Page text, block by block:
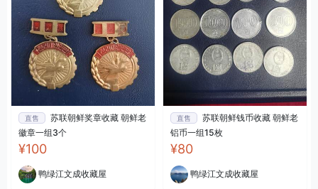
直售
苏联朝鲜奖章收藏 朝鲜老
徽章一组3个
¥100
鸭绿江文成收藏屋
直售
苏联朝鲜钱币收藏 朝鲜老
铝币一组15枚
¥80
鸭绿江文成收藏屋